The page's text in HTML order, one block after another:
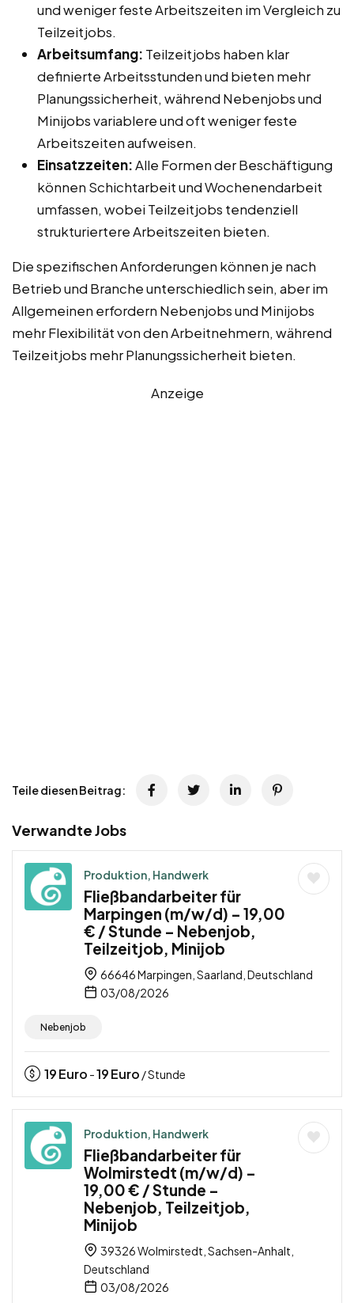
und weniger feste Arbeitszeiten im Vergleich zu
Teilzeitjobs.
Arbeitsumfang: Teilzeitjobs haben klar
definierte Arbeitsstunden und bieten mehr
Planungssicherheit, während Nebenjobs und
Minijobs variablere und oft weniger feste
Arbeitszeiten aufweisen.
Einsatzzeiten:Alle Formen der Beschäftigung
können Schichtarbeit und Wochenendarbeit
umfassen, wobei Teilzeitjobs tendenziell
strukturiertere Arbeitszeiten bieten.
Die spezifischen Anforderungen können je nach
Betrieb und Branche unterschiedlich sein, aber im
Allgemeinen erfordern Nebenjobs und Minijobs
mehr Flexibilität von den Arbeitnehmern, während
Teilzeitjobs mehr Planungssicherheit bieten.
Anzeige
Teile diesen Beitrag:
Verwandte Jobs
Produktion, Handwerk
Fließbandarbeiter für
Marpingen (m/w/d) – 19,00
€ / Stunde – Nebenjob,
Teilzeitjob, Minijob
66646 Marpingen, Saarland, Deutschland
03/08/2026
Nebenjob
19Euro -19Euro / Stunde
Produktion, Handwerk
Fließbandarbeiter für
Wolmirstedt (m/w/d) –
19,00 € / Stunde –
Nebenjob, Teilzeitjob,
Minijob
39326 Wolmirstedt, Sachsen-Anhalt,
Deutschland
03/08/2026